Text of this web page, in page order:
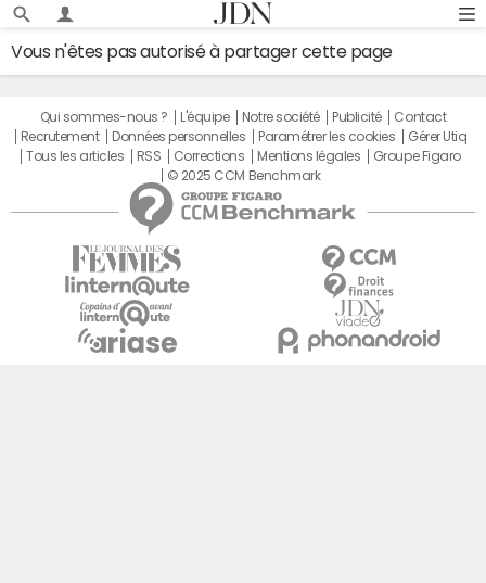
Vous n'êtes pas autorisé à partager cette page
Qui sommes-nous ? L'équipe Notre société Publicité
Contact
Recrutement
Données personnelles Paramétrer les cookies
Gérer Utiq
Tous les articles
RSS Corrections Mentions légales
Groupe Figaro
© 2025 CCM Benchmark